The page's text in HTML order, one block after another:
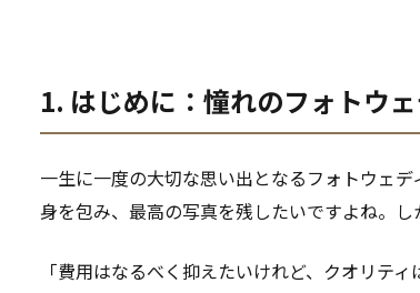
1. はじめに：憧れのフォトウ
一生に一度の大切な思い出となるフォトウェ
身を包み、最高の写真を残したいですよね。
「費用はなるべく抑えたいけれど、クオリテ